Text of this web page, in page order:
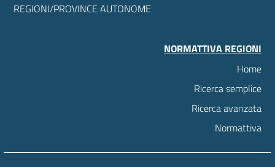
REGIONI/PROVINCE AUTONOME
NORMATTIVA REGIONI
Home
Ricerca semplice
Ricerca avanzata
Normattiva